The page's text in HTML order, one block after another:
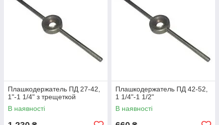
Плашкодержатель ПД 27-42,
1"-1 1/4" з трещеткой
В наявності
Плашкодержатель ПД 42-52,
1 1/4"-1 1/2"
В наявності